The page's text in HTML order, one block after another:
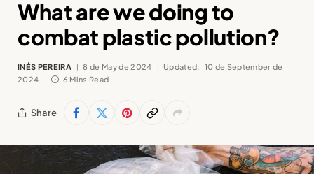
What are we doing to
combat plastic pollution?
INÉS PEREIRA 8 de May de 2024 Updated:
10 de September de
2024
6 Mins Read
Share